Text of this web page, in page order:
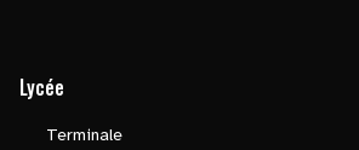
Lycée
Terminale